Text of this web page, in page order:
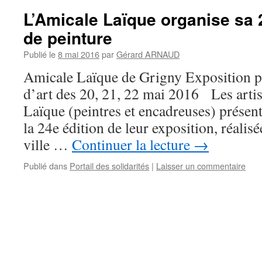
L’Amicale Laïque organise
de peinture
Publié le8 mai 2016parGérard ARNAUD
Amicale Laïque de Grigny Exposition
d’art des 20, 21, 22 mai 2016 Les
Laïque (peintres et encadreuses)
la 24e édition de leur exposition,
ville … Continuer la lecture →
Publié dans Portail des solidarités | Laisser un commentaire